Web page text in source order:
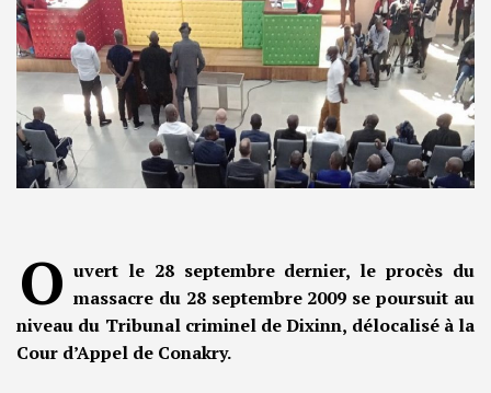
O uvert le 28 septembre dernier, le procès du
massacre du 28 septembre 2009 se poursuit au
niveau du Tribunal criminel de Dixinn, délocalisé à la
Cour d’Appel de Conakry.